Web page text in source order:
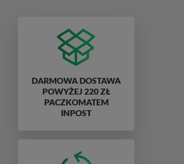
DARMOWA DOSTAWA
POWYŻEJ 220 ZŁ
PACZKOMATEM
INPOST